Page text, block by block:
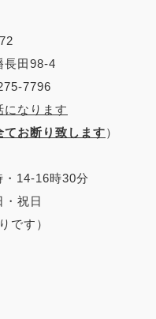
長田98-4
7796
になります
お断り致します）
14-16時30分
・祝日
です）